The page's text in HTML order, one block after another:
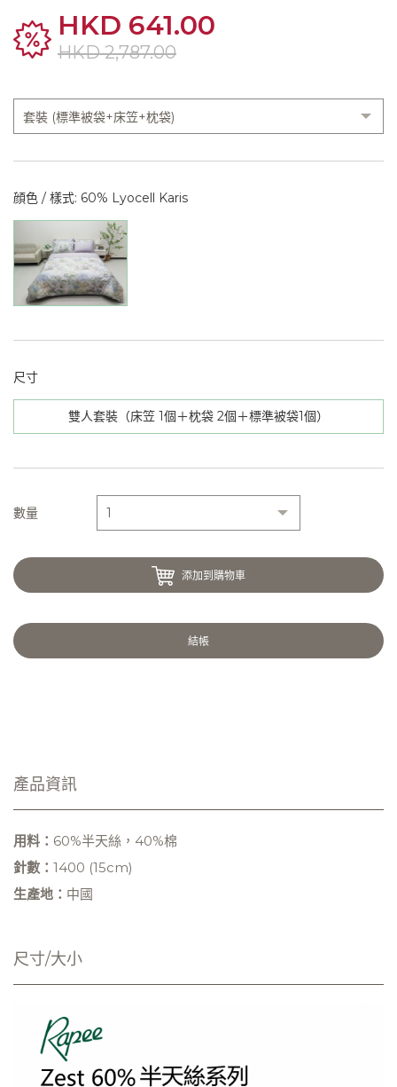
HKD 641.00
HKD 2,787.00
顔色 / 樣式: 60% Lyocell Karis
尺寸
雙人套裝（床笠 1個＋枕袋 2個＋標準被袋1個）
數量
添加到購物車
結帳
產品資訊
用料： 60%半天絲，40%棉
針數： 1400 (15cm)
生產地： 中國
尺寸/大小